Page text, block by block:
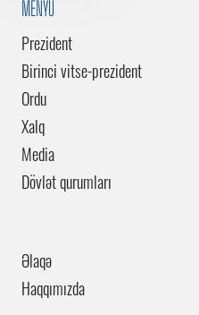
MENYU
Prezident
Birinci vitse-prezident
Ordu
Xalq
Media
Dövlət qurumları
Əlaqə
Haqqımızda